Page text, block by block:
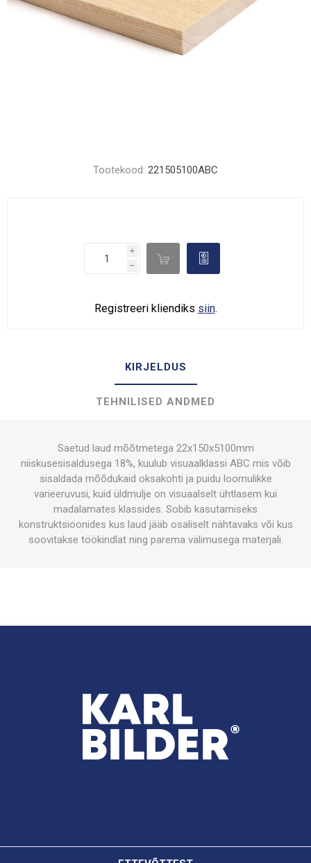
Tootekood: 221505100ABC
i
h
d 
Registreeri kliendiks siin.
KIRJELDUS
TEHNILISED ANDMED
Saetud laud mõõtmetega 22x150x5100mm
niiskusesisaldusega 18%, kuulub visuaalklassi ABC mis võib
sisaldada mõõdukaid oksakohti ja puidu loomulikke
varieeruvusi, kuid üldmulje on visuaalselt ühtlasem kui
madalamates klassides. Sobib kasutamiseks
konstruktsioonides kus laud jääb osaliselt nähtavaks või kus
soovitakse töökindlat ning parema välimusega materjali.